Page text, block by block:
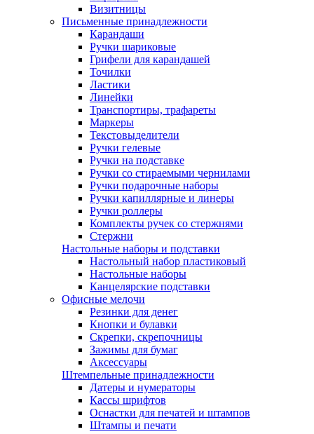
Визитницы
Письменные принадлежности
Карандаши
Ручки шариковые
Грифели для карандашей
Точилки
Ластики
Линейки
Транспортиры, трафареты
Маркеры
Текстовыделители
Ручки гелевые
Ручки на подставке
Ручки со стираемыми чернилами
Ручки подарочные наборы
Ручки капиллярные и линеры
Ручки роллеры
Комплекты ручек со стержнями
Стержни
Настольные наборы и подставки
Настольный набор пластиковый
Настольные наборы
Канцелярские подставки
Офисные мелочи
Резинки для денег
Кнопки и булавки
Скрепки, скрепочницы
Зажимы для бумаг
Аксессуары
Штемпельные принадлежности
Датеры и нумераторы
Кассы шрифтов
Оснастки для печатей и штампов
Штампы и печати